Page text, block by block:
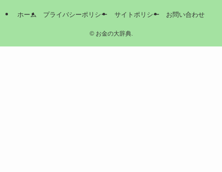
ホーム プライバシーポリシー サイトポリシー お問い合わせ
©お金の大辞典.